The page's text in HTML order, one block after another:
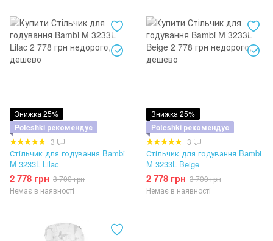
Знижка 25%
Poteshki рекомендує
3
Стільчик для годування Bambi
M 3233L Lilac
2 778 грн 3 700 грн
Немає в наявності
Знижка 25%
Poteshki рекомендує
3
Стільчик для годування Bambi
M 3233L Beige
2 778 грн 3 700 грн
Немає в наявності